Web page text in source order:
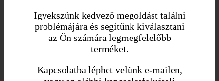
Igyekszünk kedvező megoldást találni
problémájára és segítünk kiválasztani
az Ön számára legmegfelelőbb
terméket.
Kapcsolatba léphet velünk e-mailen,